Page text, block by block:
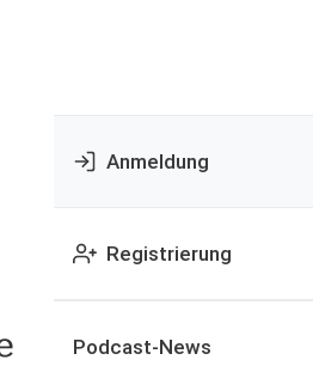
Anmeldung
Registrierung
Podcast-News